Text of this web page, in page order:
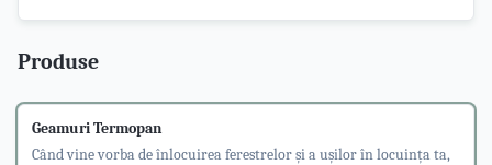
Produse
Geamuri Termopan
Când vine vorba de înlocuirea ferestrelor și a ușilor în locuința ta,